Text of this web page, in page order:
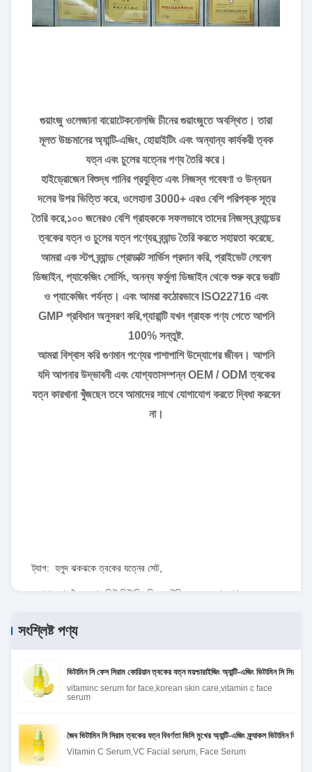
গুয়াংজু ওলেজানা বায়োটেকনোলজি চীনের গুয়াংজুতে অবস্থিত। তারা
মূলত উচ্চমানের অ্যান্টি-এজিং, হোয়াইটিং এবং অন্যান্য কার্যকরী ত্বক
যত্ন এবং চুলের যত্নের পণ্য তৈরি করে।
হাইড্রোজেন বিশুদ্ধ পানির প্রযুক্তি এবং নিজস্ব গবেষণা ও উন্নয়ন
দলের উপর ভিত্তি করে, ওলেহানা 3000+ এরও বেশি পরিপক্ক সূত্র
তৈরি করে,১০০ জনেরও বেশি গ্রাহককে সফলভাবে তাদের নিজস্ব ব্র্যান্ডের
ত্বকের যত্ন ও চুলের যত্ন পণ্যের ব্র্যান্ড তৈরি করতে সহায়তা করেছে.
আমরা এক স্টপ ব্র্যান্ড প্রোডাক্ট সার্ভিস প্রদান করি, প্রাইভেট লেবেল
ডিজাইন, প্যাকেজিং সোর্সিং, অনন্য ফর্মুলা ডিজাইন থেকে শুরু করে ভরাট
ও প্যাকেজিং পর্যন্ত। এবং আমরা কঠোরভাবে ISO22716 এবং
GMP প্রবিধান অনুসরণ করি,গ্যারান্টি যখন গ্রাহক পণ্য পেতে আপনি
100% সন্তুষ্ট.
আমরা বিশ্বাস করি গুণমান পণ্যের পাশাপাশি উদ্যোগের জীবন। আপনি
যদি আপনার উদ্ভাবনী এবং যোগ্যতাসম্পন্ন OEM / ODM ত্বকের
যত্ন কারখানা খুঁজছেন তবে আমাদের সাথে যোগাযোগ করতে দ্বিধা করবেন
না।
ট্যাগ: হলুদ ঝকঝকে ত্বকের যত্নের সেট
সাদা করার জৈব মুখের কিট ভিটামিন সি, ননটক্সিক ফেস কেয়ার পণ্য
সংশ্লিষ্ট পণ্য
ভিটামিন সি ফেস সিরাম কোরিয়ান ত্বকের যত্ন ময়শ্চারাইজিং অ্যান্টি-এজিং ভিটামিন সি সিরাম
vitaminc serum for face,korean skin care,vitamin c face
serum
জৈব ভিটামিন সি সিরাম ত্বকের যত্ন বিবর্ণতা ভিসি মুখের অ্যান্টি-এজিং ফ্র্যাকল ভিটামিন সি ফেস
Vitamin C Serum,VC Facial serum, Face Serum